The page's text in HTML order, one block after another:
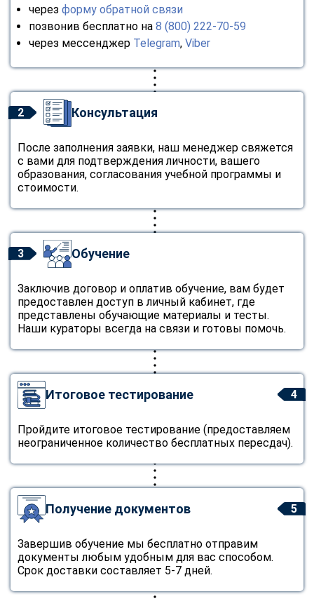
через форму обратной связи
позвонив бесплатно на 8 (800) 222-70-59
через мессенджер Telegram, Viber
2 Консультация
После заполнения заявки, наш менеджер свяжется
с вами для подтверждения личности, вашего
образования, согласования учебной программы и
стоимости.
3 Обучение
Заключив договор и оплатив обучение, вам будет
предоставлен доступ в личный кабинет, где
представлены обучающие материалы и тесты.
Наши кураторы всегда на связи и готовы помочь.
4
Итоговое тестирование
Пройдите итоговое тестирование (предоставляем
неограниченное количество бесплатных пересдач).
5
Получение документов
Завершив обучение мы бесплатно отправим
документы любым удобным для вас способом.
Срок доставки составляет 5-7 дней.